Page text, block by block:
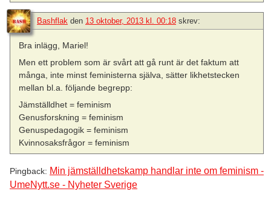
Bashflak den 13 oktober, 2013 kl. 00:18 skrev:
Bra inlägg, Mariel!
Men ett problem som är svårt att gå runt är det faktum att
många, inte minst feministerna själva, sätter likhetstecken
mellan bl.a. följande begrepp:
Jämställdhet = feminism
Genusforskning = feminism
Genuspedagogik = feminism
Kvinnosaksfrågor = feminism
Pingback: Min jämställdhetskamp handlar inte om feminism -
UmeNytt.se - Nyheter Sverige